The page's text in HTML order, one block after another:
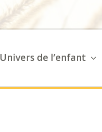
Univers de l’enfant